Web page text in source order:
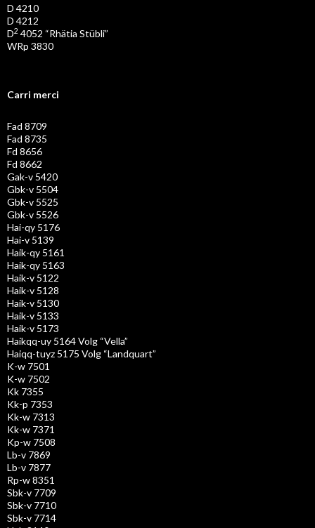
D 4210
D 4212
D2 4052 “Rhätia Stübli”
WRp 3830
Carri merci
Fad 8709
Fad 8735
Fd 8656
Fd 8662
Gak-v 5420
Gbk-v 5504
Gbk-v 5525
Gbk-v 5526
Hai-qy 5176
Hai-v 5139
Haik-qy 5161
Haik-qy 5163
Haik-v 5122
Haik-v 5128
Haik-v 5130
Haik-v 5133
Haik-v 5173
Haikqq-uy 5164 Volg “Vella”
Haiqq-tuyz 5175 Volg “Landquart”
K-w 7501
K-w 7502
Kk 7355
Kk-p 7353
Kk-w 7313
Kk-w 7371
Kp-w 7508
Lb-v 7869
Lb-v 7877
Rp-w 8351
Sbk-v 7709
Sbk-v 7710
Sbk-v 7714